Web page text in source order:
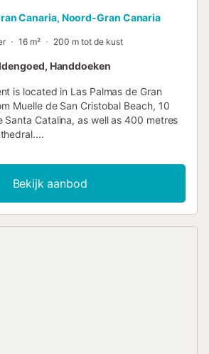
Canaria, Noord-Gran Canaria
16 m² 200 m tot de kust
Handdoeken
is located in Las Palmas de Gran
Muelle de San Cristobal Beach, 10
Santa Catalina, as well as 400 metres
Bekijk aanbod